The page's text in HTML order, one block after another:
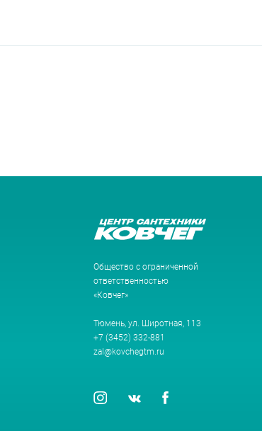
Общество с ограниченной
ответственностью
«Ковчег»
Тюмень, ул. Широтная, 113
+7 (3452) 332-881
zal@kovchegtm.ru